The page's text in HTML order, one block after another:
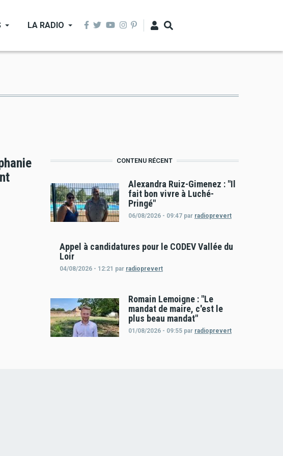
LA RADIO
CONTENU RÉCENT
Alexandra Ruiz-Gimenez : "Il
fait bon vivre à Luché-
Pringé"
06/08/2026 - 09:47 par radioprevert
Appel à candidatures pour le CODEV Vallée du
Loir
04/08/2026 - 12:21 par radioprevert
Romain Lemoigne : "Le
mandat de maire, c'est le
plus beau mandat"
01/08/2026 - 09:55 par radioprevert